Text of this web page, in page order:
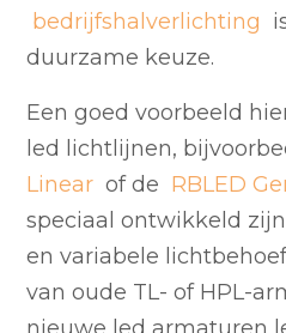
bedrijfshalverlichting
duurzame keuze.
Een goed voorbeeld
led lichtlijnen,
Linear of de RBLED
speciaal ontwikkeld
en variabele
van oude TL- of HPL-